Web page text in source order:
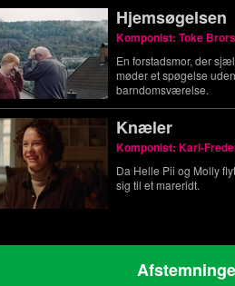
Hjemsøgelsen
Komponist: Toke
En forstadsmor, der
møder et spøgelse
barndomsværelse.
Knæler
Komponist: Karl-
Da Helle Pii og Molly
sig til et mareridt.